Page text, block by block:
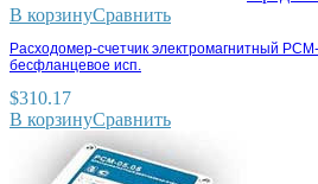
В корзинуСравнить
Расходомер-счетчик электромагнитный
бесфланцевое исп.
$310.17
В корзинуСравнить